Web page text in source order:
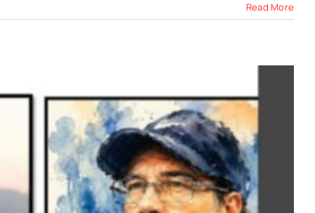
Read More